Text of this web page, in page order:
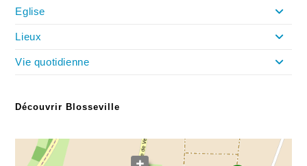
Eglise
Lieux
Vie quotidienne
Découvrir Blosseville